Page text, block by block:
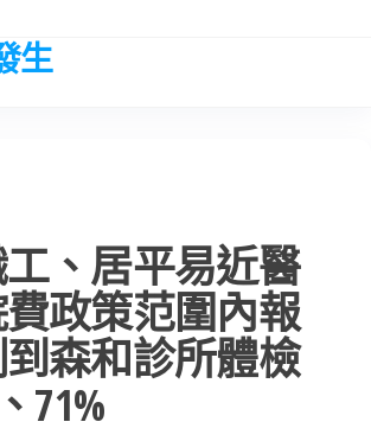
生
、居平易近醫
政策范圍內報
森和診所體檢
71%